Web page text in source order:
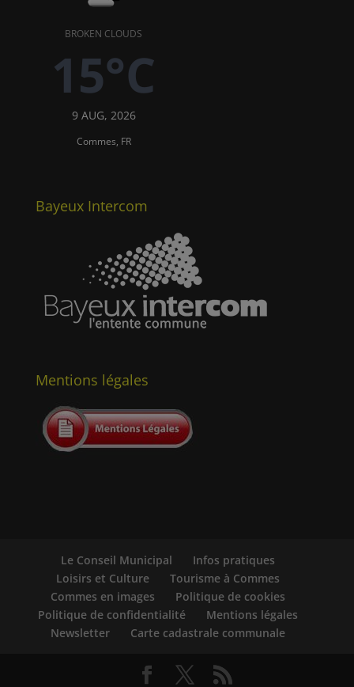
BROKEN CLOUDS
15°C
9 AUG, 2026
Commes, FR
Bayeux Intercom
Mentions légales
Le Conseil Municipal
Infos pratiques
Loisirs et Culture
Tourisme à Commes
Commes en images
Politique de cookies
Politique de confidentialité
Mentions légales
Newsletter
Carte cadastrale communale